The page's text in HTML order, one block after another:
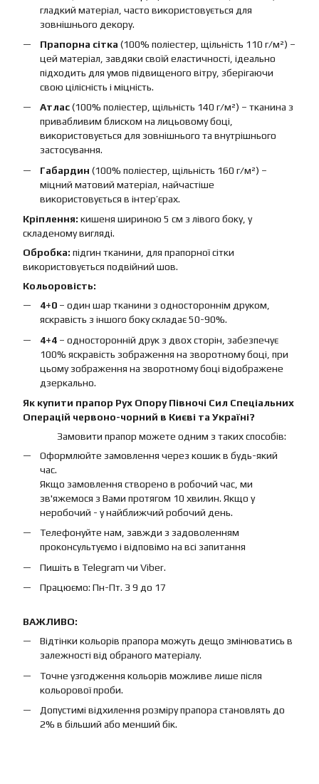
гладкий матеріал, часто використовується для
зовнішнього декору.
Прапорна сітка (100% поліестер, щільність 110 г/м²) –
цей матеріал, завдяки своїй еластичності, ідеально
підходить для умов підвищеного вітру, зберігаючи
свою цілісність і міцність.
Атлас(100% поліестер, щільність 140 г/м²) – тканина з
привабливим блиском на лицьовому боці,
використовується для зовнішнього та внутрішнього
застосування.
Габардин (100% поліестер, щільність 160 г/м²) –
міцний матовий матеріал, найчастіше
використовується в інтер’єрах.
Кріплення: кишеня шириною 5 см з лівого боку, у
складеному вигляді.
Обробка: підгин тканини, для прапорної сітки
використовується подвійний шов.
Кольоровість:
4+0 – один шар тканини з одностороннім друком,
яскравість з іншого боку складає 50-90%.
4+4 – односторонній друк з двох сторін, забезпечує
100% яскравість зображення на зворотному боці, при
цьому зображення на зворотному боці відображене
дзеркально.
Як купити прапор Рух Опору Півночі Сил Спеціальних
Операцій червоно-чорний в Києві та Україні?
Замовити прапор можете одним з таких способів:
Оформлюйте замовлення через кошик в будь-який
час.
Якщо замовлення створено в робочий час, ми
зв'яжемося з Вами протягом 10 хвилин. Якщо у
неробочий - у найближчий робочий день.
Телефонуйте нам, завжди з задоволенням
проконсультуємо і відповімо на всі запитання
Пишіть в Telegram чи Viber.
Працюємо: Пн-Пт. З 9 до 17
ВАЖЛИВО:
Відтінки кольорів прапора можуть дещо змінюватись в
залежності від обраного матеріалу.
Точне узгодження кольорів можливе лише після
кольорової проби.
Допустимі відхилення розміру прапора становлять до
2% в більший або менший бік.